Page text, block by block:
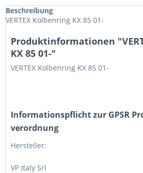
Beschreibung
VERTEX Kolbenring KX 85 01-
Produktinformationen
KX 85 01-"
VERTEX Kolbenring KX 85 01-
Informations­pflicht zur GPSR
verordnung
Hersteller:
VP Italy Srl